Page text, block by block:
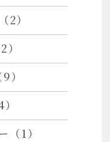
2）
）
（1）